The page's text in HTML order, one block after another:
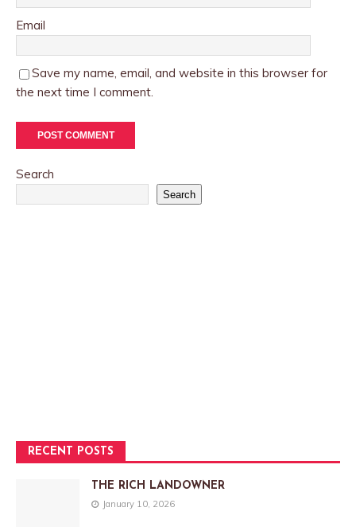
Email
Save my name, email, and website in this browser for
the next time I comment.
Search
Search
RECENT POSTS
THE RICH LANDOWNER
January 10, 2026